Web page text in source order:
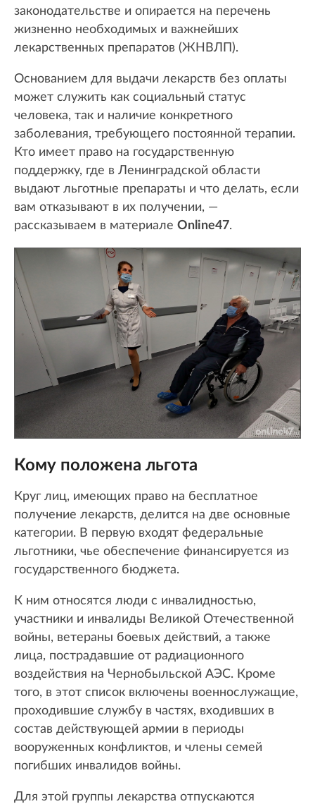
законодательстве и опирается на перечень
жизненно необходимых и важнейших
лекарственных препаратов (ЖНВЛП).
Основанием для выдачи лекарств без оплаты
может служить как социальный статус
человека, так и наличие конкретного
заболевания, требующего постоянной терапии.
Кто имеет право на государственную
поддержку, где в Ленинградской области
выдают льготные препараты и что делать, если
вам отказывают в их получении, —
рассказываем в материале Online47.
Кому положена льгота
Круг лиц, имеющих право на бесплатное
получение лекарств, делится на две основные
категории. В первую входят федеральные
льготники, чье обеспечение финансируется из
государственного бюджета.
К ним относятся люди с инвалидностью,
участники и инвалиды Великой Отечественной
войны, ветераны боевых действий, а также
лица, пострадавшие от радиационного
воздействия на Чернобыльской АЭС. Кроме
того, в этот список включены военнослужащие,
проходившие службу в частях, входивших в
состав действующей армии в периоды
вооруженных конфликтов, и члены семей
погибших инвалидов войны.
Для этой группы лекарства отпускаются